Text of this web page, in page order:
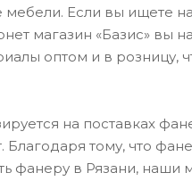
мебели. Если вы ищете
магазин «Базис» вы
оптом и в розницу,
на поставках
тому, что
фанеру в Рязани,